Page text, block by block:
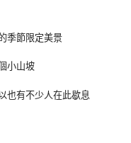
小山坡
也有不少人在此歇息